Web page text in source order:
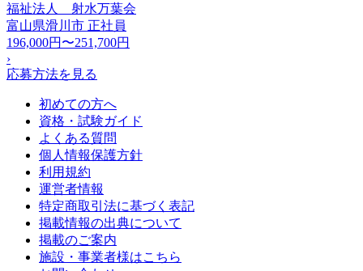
福祉法人 射水万葉会
富山県滑川市 正社員
196,000円〜251,700円
›
応募方法を見る
初めての方へ
資格・試験ガイド
よくある質問
個人情報保護方針
利用規約
運営者情報
特定商取引法に基づく表記
掲載情報の出典について
掲載のご案内
施設・事業者様はこちら